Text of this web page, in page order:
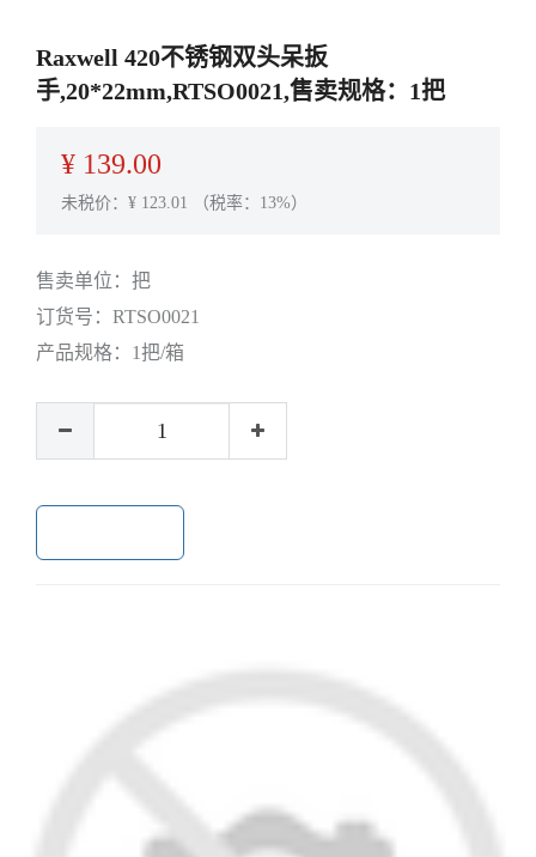
Raxwell 420不锈钢双头呆扳
手,20*22mm,RTSO0021,售卖规格：1把
¥ 139.00
未税价：¥ 123.01 （税率：13%）
售卖单位： 把
订货号： RTSO0021
产品规格： 1把/箱